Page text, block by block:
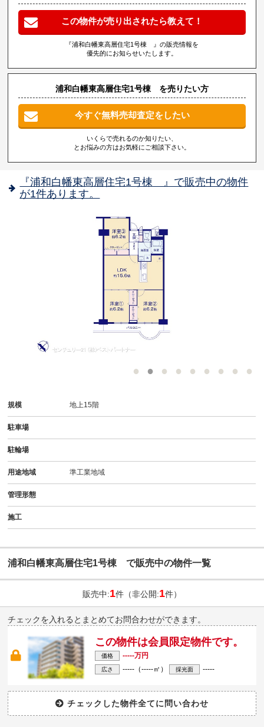
この物件が売り出されたら教えて！
『浦和白幡東高層住宅1号棟 』の販売情報を
優先的にお知らせいたします。
浦和白幡東高層住宅1号棟 を売りたい方
今すぐ無料売却査定をしたい
いくらで売れるのか知りたい、
とお悩みの方はお気軽にご相談下さい。
『浦和白幡東高層住宅1号棟 』で販売中の物件
が1件あります。
規模 地上15階
駐車場
駐輪場
用途地域 準工業地域
管理形態
施工
浦和白幡東高層住宅1号棟 で販売中の物件一覧
販売中:1件（非公開:1件）
チェックを入れるとまとめてお問合わせができます。
この物件は会員限定物件です。
価格 -----万円
広さ -----（-----㎡） 採光面 -----